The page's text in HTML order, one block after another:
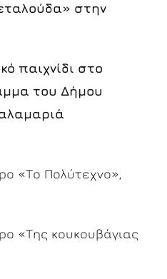
στην
παιχνίδι στο
του Δήμου
«Το Πολύτεχνο»,
«Της κουκουβάγιας